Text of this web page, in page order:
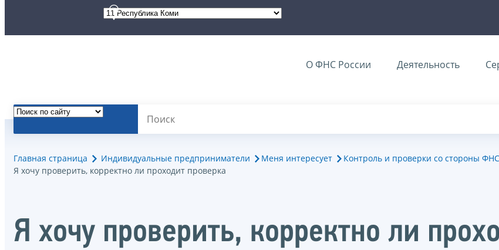
О ФНС России Деятельность
Главная страница Индивидуальные предприниматели Меня интересует
Контроль и проверки со стороны
Я хочу проверить, корректно ли проходит проверка
Я хочу проверить, корректно ли